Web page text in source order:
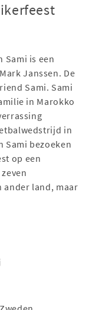
Sami is een
Janssen. De
Sami. Sami
in Marokko
in
Sami bezoeken
op een
ander land, maar